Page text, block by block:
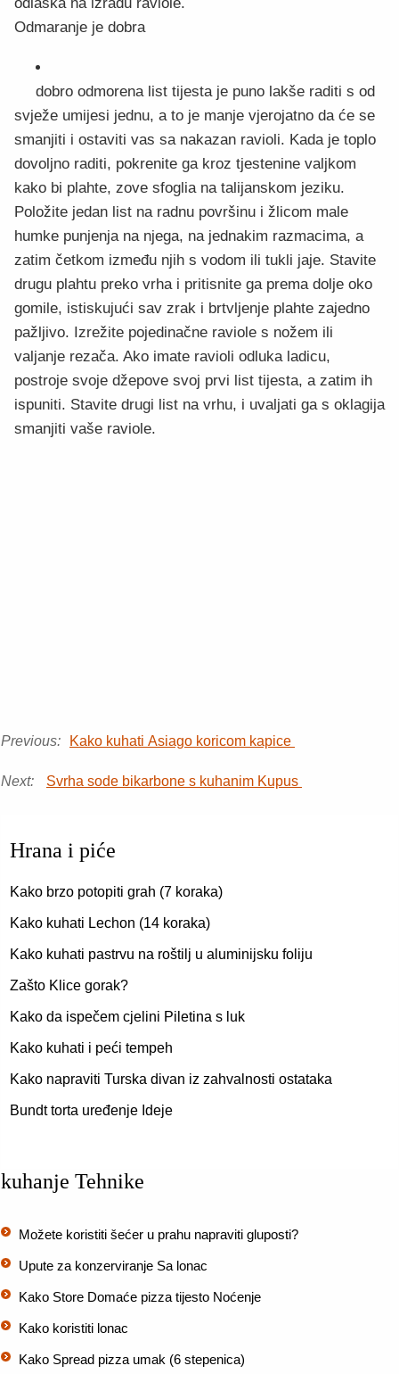
Odmaranje je dobra
dobro odmorena list tijesta je puno lakše raditi s od
svježe umijesi jednu, a to je manje vjerojatno da će se
smanjiti i ostaviti vas sa nakazan ravioli. Kada je toplo
dovoljno raditi, pokrenite ga kroz tjestenine valjkom
kako bi plahte, zove sfoglia na talijanskom jeziku.
Položite jedan list na radnu površinu i žlicom male
humke punjenja na njega, na jednakim razmacima, a
zatim četkom između njih s vodom ili tukli jaje. Stavite
drugu plahtu preko vrha i pritisnite ga prema dolje oko
gomile, istiskujući sav zrak i brtvljenje plahte zajedno
pažljivo. Izrežite pojedinačne raviole s nožem ili
valjanje rezača. Ako imate ravioli odluka ladicu,
postroje svoje džepove svoj prvi list tijesta, a zatim ih
ispuniti. Stavite drugi list na vrhu, i uvaljati ga s oklagija
smanjiti vaše raviole.
Previous: Kako kuhati Asiago koricom kapice
Next: Svrha sode bikarbone s kuhanim Kupus
Hrana i piće
Kako brzo potopiti grah (7 koraka)
Kako kuhati Lechon (14 koraka)
Kako kuhati pastrvu na roštilj u aluminijsku foliju
Zašto Klice gorak?
Kako da ispečem cjelini Piletina s luk
Kako kuhati i peći tempeh
Kako napraviti Turska divan iz zahvalnosti ostataka
Bundt torta uređenje Ideje
kuhanje Tehnike
Možete koristiti šećer u prahu napraviti gluposti?
Upute za konzerviranje Sa lonac
Kako Store Domaće pizza tijesto Noćenje
Kako koristiti lonac
Kako Spread pizza umak (6 stepenica)